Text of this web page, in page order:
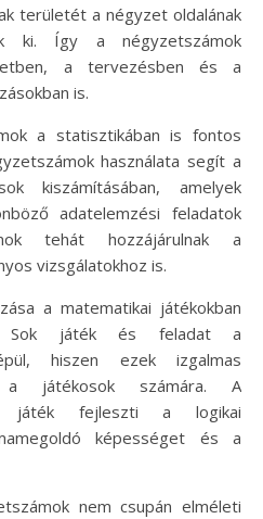
területét a négyzet oldalának
ki. Így a négyzetszámok
a tervezésben és a
is.
a statisztikában is fontos
használata segít a
kiszámításában, amelyek
adatelemzési feladatok
tehát hozzájárulnak a
vizsgálatokhoz is.
a matematikai játékokban
Sok játék és feladat a
hiszen ezek izgalmas
a játékosok számára. A
játék fejleszti a logikai
képességet és a
nem csupán elméleti